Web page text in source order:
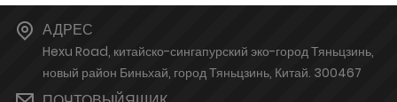
АДРЕС
Hexu Road, китайско-сингапурский эко-город Тяньцзинь,
новый район Биньхай, город Тяньцзинь, Китай. 300467